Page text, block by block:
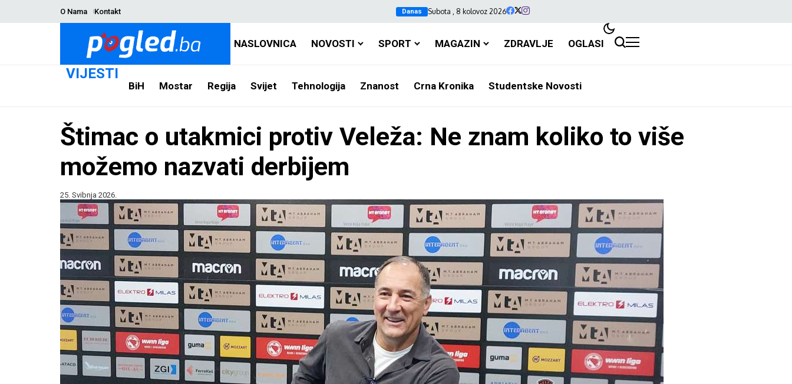
O Nama Kontakt Danas Subota , 8 kolovoz 2026
NASLOVNICA NOVOSTI SPORT MAGAZIN ZDRAVLJE OGLASI
VIJESTI
BiH Mostar Regija Svijet Tehnologija Znanost Crna Kronika Studentske Novosti
Štimac o utakmici protiv Veleža: Ne znam koliko to više
možemo nazvati derbijem
25. Svibnja 2026.